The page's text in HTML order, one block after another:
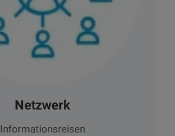
Netzwerk
Informationsreisen